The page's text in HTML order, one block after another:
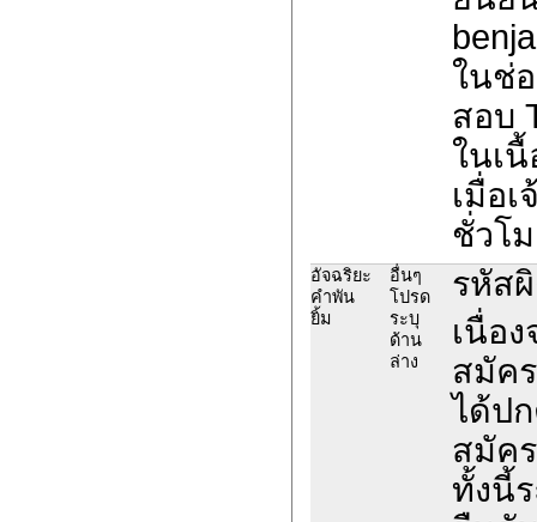
ในช่
สอบ
ในเ
เมื่อ
ชั่วโ
อัจฉริยะ
คำพัน
ยิ้ม
อื่นๆ
โปรด
ระบุ
ด้าน
ล่าง
รหัส
เนื่อ
สมัค
ได้ป
สมัค
ทั้งนี้